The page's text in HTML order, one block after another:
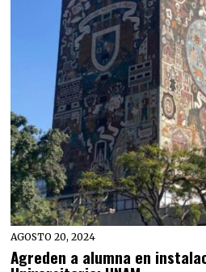
AGOSTO 20, 2024
Agreden a alumna en